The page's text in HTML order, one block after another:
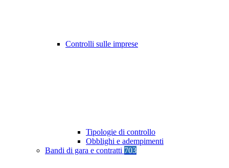
Controlli sulle imprese
Tipologie di controllo
Obblighi e adempimenti
Bandi di gara e contratti 703